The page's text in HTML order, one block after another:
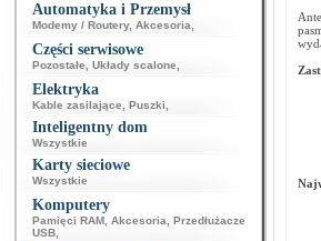
Automatyka i Przemysł
Modemy / Routery, Akcesoria
Części serwisowe
Pozostałe Układy scalone
Elektryka
Kable zasilające Puszki
Inteligentny dom
Wszystkie
Karty sieciowe
Wszystkie
Komputery
Pamięci RAM, Akcesoria
Przedłużacze
USB,